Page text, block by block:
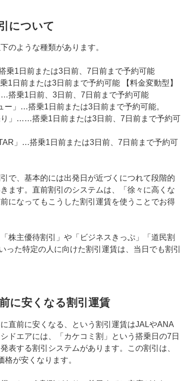
について
のような種類があります。
乗1日前または3日前、7日前まで予約可能
1日前または3日前まで予約可能 【料金変動型】
…搭乗1日前、3日前、7日前まで予約可能
」…搭乗1日前または3日前まで予約可能。
」……搭乗1日前または3日前、7日前まで予約可
」…搭乗1日前または3日前、7日前まで予約可
で、基本的には出発日が近づくにつれて段階的
ます。直前割引のシステムは、「徐々に高くな
になってもこうした割引運賃を使うことでお得
株主優待割引」や「ビジネスきっぷ」「道民割
った特定の人に向けた割引運賃は、当日でも割引
に安くなる割引運賃
直前に安くなる、という割引運賃はJALやANA
ドエアには、「カケコミ割」という搭乗日の7日
表する割引システムがあります。この割引は、
が安くなります。